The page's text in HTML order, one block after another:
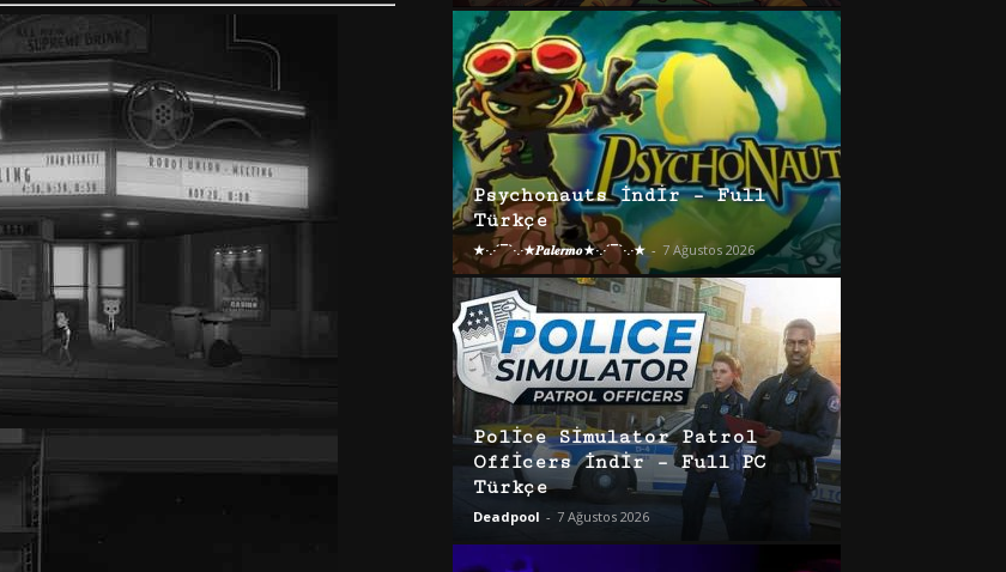
Psychonauts İndir – Full
Türkçe
★·.·´¯`·.·★𝑷𝒂𝒍𝒆𝒓𝒎𝒐★·.·´¯`·.·★ - 7 Ağustos 2026
Police Simulator Patrol
Officers İndir – Full PC
Türkçe
Deadpool - 7 Ağustos 2026